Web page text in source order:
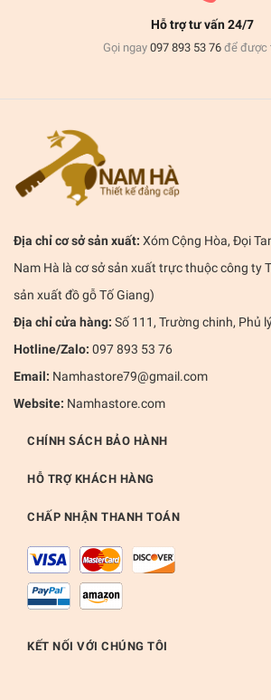
Hỗ trợ tư vấn 24/7
Gọi ngay 097 893 53 76 để được
Địa chỉ cơ sở sản xuất: Xóm Cộng Hòa, Đọi
Nam Hà là cơ sở sản xuất trực thuộc công ty
sản xuất đồ gỗ Tố Giang)
Địa chỉ cửa hàng: Số 111, Trường chinh, Phủ
Hotline/Zalo: 097 893 53 76
Email: Namhastore79@gmail.com
Website: Namhastore.com
CHÍNH SÁCH BẢO HÀNH
HỖ TRỢ KHÁCH HÀNG
CHẤP NHẬN THANH TOÁN
KẾT NỐI VỚI CHÚNG TÔI